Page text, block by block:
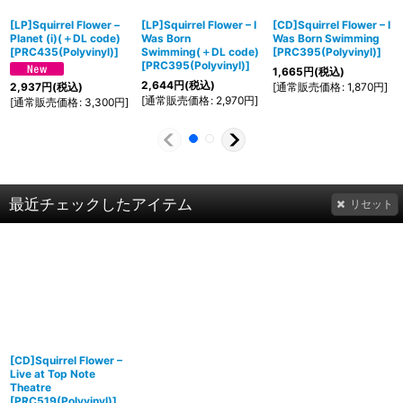
[LP]Squirrel Flower –
Planet (i)(＋DL code)
[PRC435(Polyvinyl)]
2,937円(税込)
[通常販売価格: 3,300円]
[LP]Squirrel Flower – I
Was Born
Swimming(＋DL code)
[PRC395(Polyvinyl)]
2,644円(税込)
[通常販売価格: 2,970円]
[CD]Squirrel Flower – I
Was Born Swimming
[PRC395(Polyvinyl)]
1,665円(税込)
[通常販売価格: 1,870円]
最近チェックしたアイテム リセット
[CD]Squirrel Flower –
Live at Top Note
Theatre